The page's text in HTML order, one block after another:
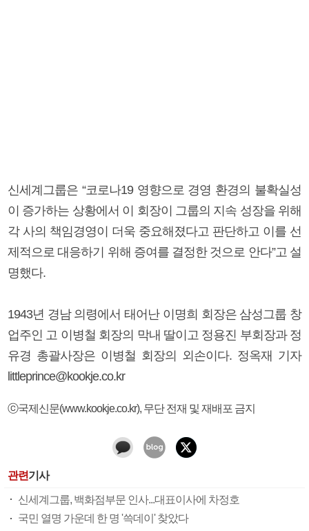
신세계그룹은 “코로나19 영향으로 경영 환경의 불확실성
이 증가하는 상황에서 이 회장이 그룹의 지속 성장을 위해
각 사의 책임경영이 더욱 중요해졌다고 판단하고 이를 선
제적으로 대응하기 위해 증여를 결정한 것으로 안다”고 설
명했다.
1943년 경남 의령에서 태어난 이명희 회장은 삼성그룹 창
업주인 고 이병철 회장의 막내 딸이고 정용진 부회장과 정
유경 총괄사장은 이병철 회장의 외손이다. 정옥재 기자
littleprince@kookje.co.kr
ⓒ국제신문(www.kookje.co.kr), 무단 전재 및 재배포 금지
관련기사
신세계그룹, 백화점부문 인사...대표이사에 차정호
국민 열명 가운데 한 명 '쓱데이' 찾았다